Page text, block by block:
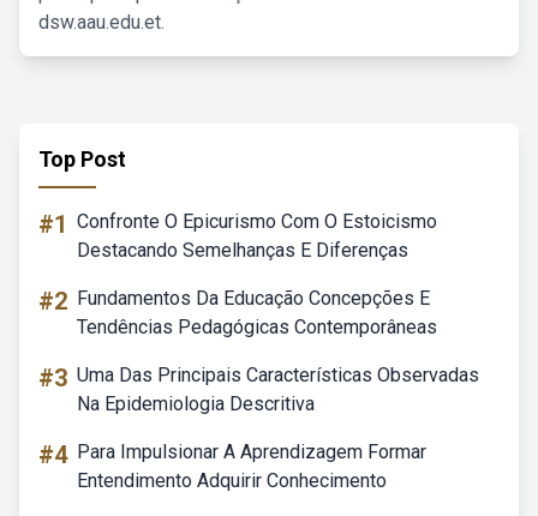
dsw.aau.edu.et.
Top Post
#1 Confronte O Epicurismo Com O Estoicismo
Destacando Semelhanças E Diferenças
#2 Fundamentos Da Educação Concepções E
Tendências Pedagógicas Contemporâneas
#3 Uma Das Principais Características Observadas
Na Epidemiologia Descritiva
#4 Para Impulsionar A Aprendizagem Formar
Entendimento Adquirir Conhecimento